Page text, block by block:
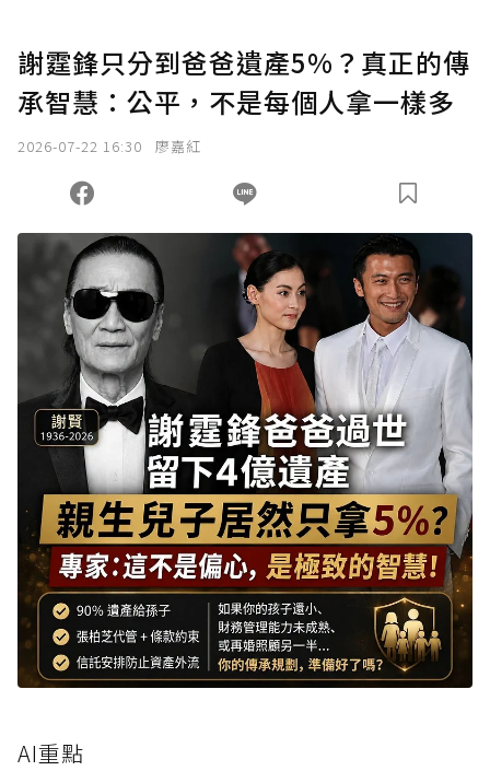
謝霆鋒只分到爸爸遺產5%？真正的傳
承智慧：公平，不是每個人拿一樣多
2026-07-22 16:30 廖嘉紅
AI重點